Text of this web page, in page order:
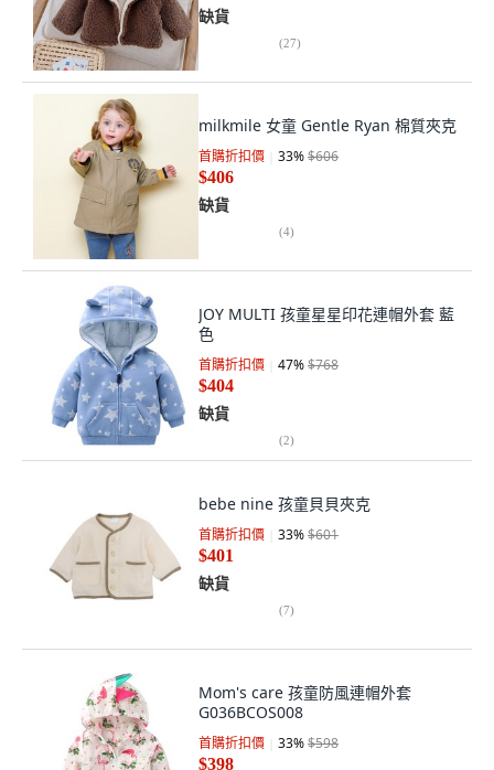
缺貨
(27)
milkmile 女童 Gentle Ryan 棉質夾克
首購折扣價 33%$606
$406
缺貨
(4)
JOY MULTI 孩童星星印花連帽外套 藍
色
首購折扣價 47%$768
$404
缺貨
(2)
bebe nine 孩童貝貝夾克
首購折扣價 33%$601
$401
缺貨
(7)
Mom's care 孩童防風連帽外套
G036BCOS008
首購折扣價 33%$598
$398